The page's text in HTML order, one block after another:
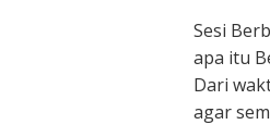
Sesi
apa itu
Dari
agar